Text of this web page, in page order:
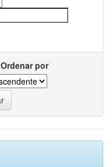
Ordenar por